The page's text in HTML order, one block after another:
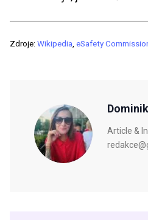
Zdroje: Wikipedia eSafety
Article &